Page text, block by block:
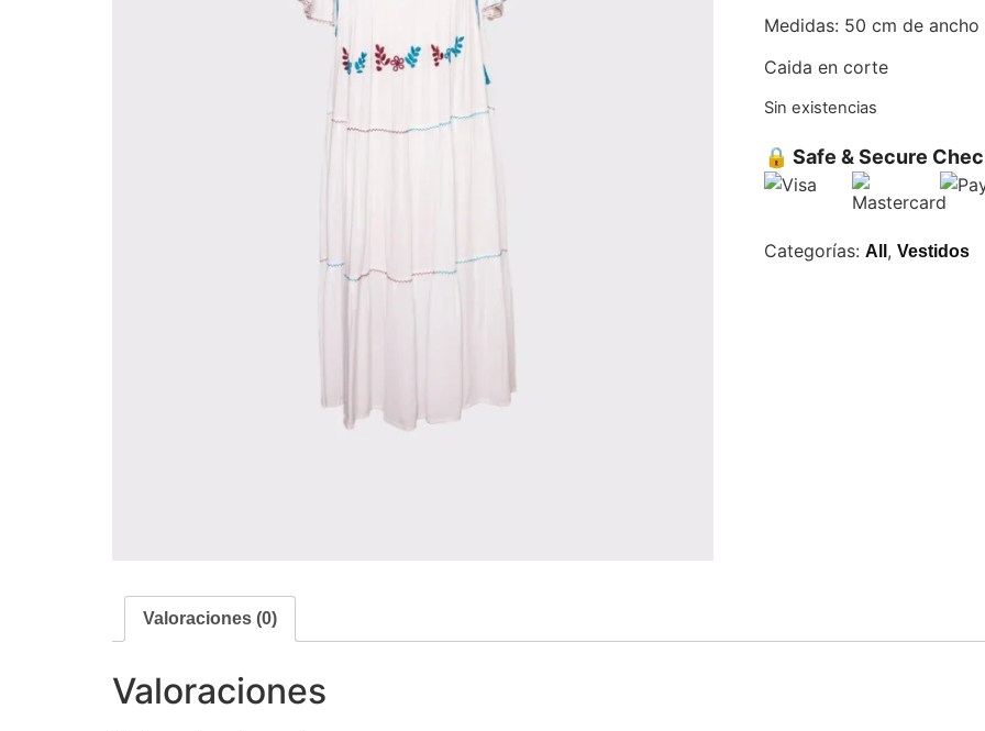
Medidas: 50 cm de
Caida en corte
Sin existencias
🔒 Safe & Secure
Categorías: All , Vestidos
Valoraciones (0)
Valoraciones